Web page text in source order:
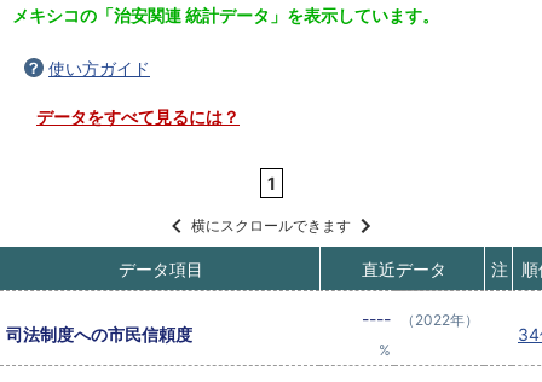
メキシコの「治安関連 統計データ」を表示しています。
使い方ガイド
データをすべて見るには？
1
横にスクロールできます
データ項目 直近データ 注 順
司法制度への市民信頼度
----
%
（2022年）